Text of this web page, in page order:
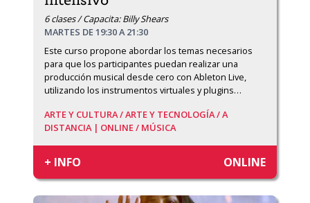
6 clases / Capacita: Billy Shears
MARTES DE 19:30 A 21:30
Este curso propone abordar los temas necesarios
para que los participantes puedan realizar una
producción musical desde cero con Ableton Live,
utilizando los instrumentos virtuales y plugins…
ARTE Y CULTURA /ARTE Y TECNOLOGÍA /A
DISTANCIA | ONLINE / MÚSICA
+ INFO ONLINE